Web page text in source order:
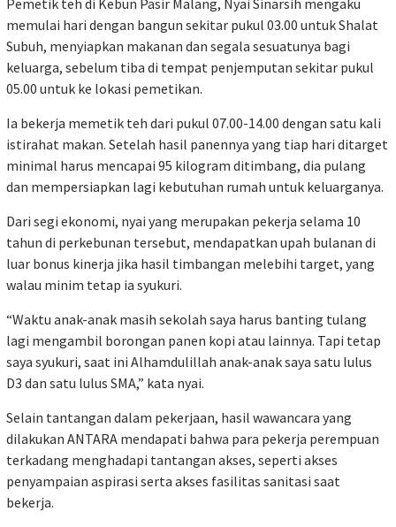
Pemetik teh di Kebun Pasir Malang, Nyai Sinarsih mengaku
memulai hari dengan bangun sekitar pukul 03.00 untuk Shalat
Subuh, menyiapkan makanan dan segala sesuatunya bagi
keluarga, sebelum tiba di tempat penjemputan sekitar pukul
05.00 untuk ke lokasi pemetikan.
Ia bekerja memetik teh dari pukul 07.00-14.00 dengan satu kali
istirahat makan. Setelah hasil panennya yang tiap hari ditarget
minimal harus mencapai 95 kilogram ditimbang, dia pulang
dan mempersiapkan lagi kebutuhan rumah untuk keluarganya.
Dari segi ekonomi, nyai yang merupakan pekerja selama 10
tahun di perkebunan tersebut, mendapatkan upah bulanan di
luar bonus kinerja jika hasil timbangan melebihi target, yang
walau minim tetap ia syukuri.
“Waktu anak-anak masih sekolah saya harus banting tulang
lagi mengambil borongan panen kopi atau lainnya. Tapi tetap
saya syukuri, saat ini Alhamdulillah anak-anak saya satu lulus
D3 dan satu lulus SMA,” kata nyai.
Selain tantangan dalam pekerjaan, hasil wawancara yang
dilakukan ANTARA mendapati bahwa para pekerja perempuan
terkadang menghadapi tantangan akses, seperti akses
penyampaian aspirasi serta akses fasilitas sanitasi saat
bekerja.